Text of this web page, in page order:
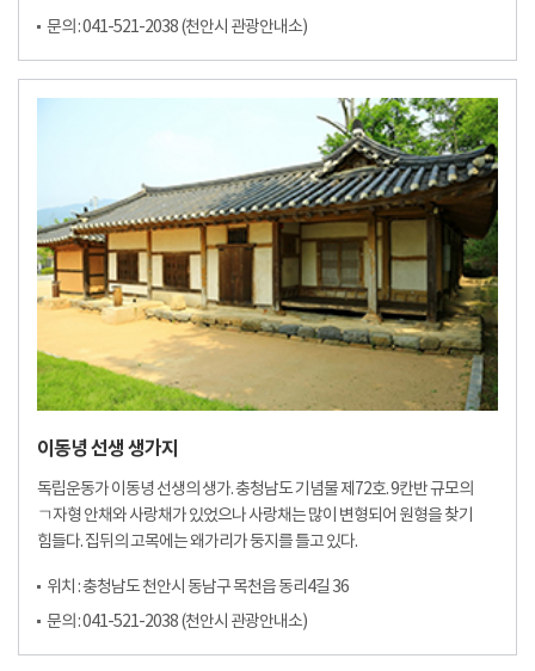
문의 : 041-521-2038 (천안시 관광안내소)
이동녕 선생 생가지
독립운동가 이동녕 선생의 생가. 충청남도 기념물 제72호. 9칸반 규모의
ㄱ자형 안채와 사랑채가 있었으나 사랑채는 많이 변형되어 원형을 찾기
힘들다. 집뒤의 고목에는 왜가리가 둥지를 틀고 있다.
위치 : 충청남도 천안시 동남구 목천읍 동리4길 36
문의 : 041-521-2038 (천안시 관광안내소)